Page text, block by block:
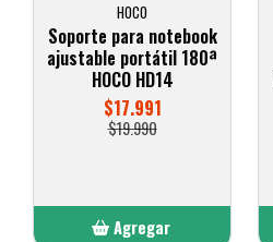
HOCO
Soporte para notebook
ajustable portátil 180ª
HOCO HD14
$17.991
$19.990
Agregar